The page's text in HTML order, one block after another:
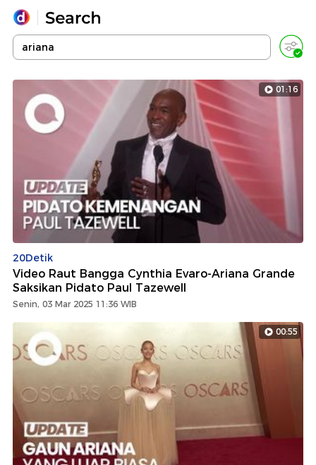
Yang sedang ramai dicari
Loading...
Promoted
Terakhir yang dicari
01:16
20Detik
Video Raut Bangga Cynthia Evaro-Ariana Grande
Saksikan Pidato Paul Tazewell
Senin, 03 Mar 2025 11:36 WIB
00:55